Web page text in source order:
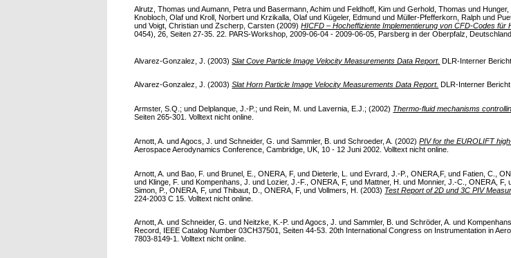
Alrutz, Thomas undAumann, Petra undBasermann, Achim undFeldhoff, Kim undGerhold, Thomas undHunger,
Knobloch, Olaf undKroll, Norbert undKrzikalla, Olaf undKügeler, Edmund undMüller-Pfefferkorn, Ralph und
undVoigt, Christian undZscherp, Carsten (2009)HICFD – Hocheffiziente Implementierung von CFD-Codes für
0454), 26, Seiten 27-35. 22. PARS-Workshop, 2009-06-04 - 2009-06-05, Parsberg in der Oberpfalz,
Alvarez-Gonzalez, J. (2003)Slat Cove Particle Image Velocity Measurements Data Report. DLR-Interner
Alvarez-Gonzalez, J. (2003)Slat Horn Particle Image Velocity Measurements Data Report. DLR-Interner
Armster, S.Q.; undDelplanque, J.-P.; undRein, M. undLavernia, E.J.; (2002) Thermo-fluid mechanisms
Seiten 265-301. Volltext nicht online.
Arnott, A. undAgocs, J. undSchneider, G. undSammler, B. undSchroeder, A. (2002)PIV for the EUROLIFT
Aerospace Aerodynamics Conference, Cambridge, UK, 10 - 12 Juni 2002. Volltext nicht online.
Arnott, A. undBao, F. undBrunel, E., ONERA, F,undDieterle, L. undEvrard, J.-P., ONERA,F,undFatien, C.,
undKlinge, F. undKompenhans, J. undLozier, J.-F., ONERA, F,undMattner, H. undMonnier, J.-C., ONERA, F,
Simon, P., ONERA, F,undThibaut, D., ONERA, F,undVollmers, H. (2003) Test Report of 2D und 3C PIV
224-2003 C 15. Volltext nicht online.
Arnott, A. undSchneider, G. und Neitzke, K.-P. undAgocs, J. undSammler, B. undSchröder, A. und
Record, IEEE Catalog Number 03CH37501, Seiten 44-53. 20th International Congress on Instrumentation in
7803-8149-1. Volltext nicht online.